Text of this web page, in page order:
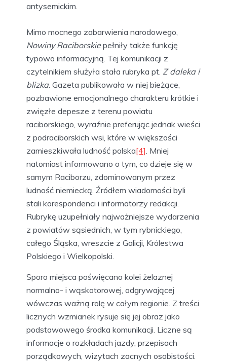
antysemickim.
Mimo mocnego zabarwienia narodowego,
Nowiny Raciborskiepełniły także funkcję
typowo informacyjną. Tej komunikacji z
czytelnikiem służyła stała rubryka pt. Z daleka i
blizka. Gazeta publikowała w niej bieżące,
pozbawione emocjonalnego charakteru krótkie i
zwięzłe depesze z terenu powiatu
raciborskiego, wyraźnie preferując jednak wieści
z podraciborskich wsi, które w większości
zamieszkiwała ludność polska[4] . Mniej
natomiast informowano o tym, co dzieje się w
samym Raciborzu, zdominowanym przez
ludność niemiecką. Źródłem wiadomości byli
stali korespondenci i informatorzy redakcji.
Rubrykę uzupełniały najważniejsze wydarzenia
z powiatów sąsiednich, w tym rybnickiego,
całego Śląska, wreszcie z Galicji, Królestwa
Polskiego i Wielkopolski.
Sporo miejsca poświęcano kolei żelaznej
normalno- i wąskotorowej, odgrywającej
wówczas ważną rolę w całym regionie. Z treści
licznych wzmianek rysuje się jej obraz jako
podstawowego środka komunikacji. Liczne są
informacje o rozkładach jazdy, przepisach
porządkowych, wizytach zacnych osobistości.